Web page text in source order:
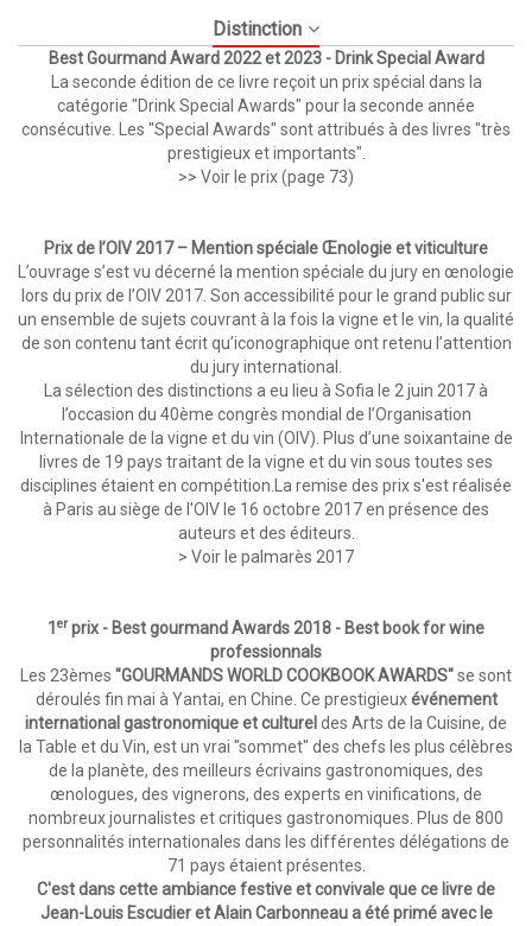
Distinction
Best Gourmand Award 2022 et 2023 - Drink Special Award
La seconde édition de ce livre reçoit un prix spécial dans la
catégorie "Drink Special Awards" pour la seconde année
consécutive. Les "Special Awards" sont attribués à des livres "très
prestigieux et importants".
>> Voir le prix (page 73)
Prix de l’OIV 2017 – Mention spéciale Œnologie et viticulture
L’ouvrage s’est vu décerné la mention spéciale du jury en œnologie
lors du prix de l’OIV 2017. Son accessibilité pour le grand public sur
un ensemble de sujets couvrant à la fois la vigne et le vin, la qualité
de son contenu tant écrit qu’iconographique ont retenu l’attention
du jury international.
La sélection des distinctions a eu lieu à Sofia le 2 juin 2017 à
l’occasion du 40ème congrès mondial de l’Organisation
Internationale de la vigne et du vin (OIV). Plus d’une soixantaine de
livres de 19 pays traitant de la vigne et du vin sous toutes ses
disciplines étaient en compétition.
La remise des prixs'est réalisée
à Paris au siège de l'OIV le 16 octobre 2017 en présence des
auteurs et des éditeurs.
> Voir le palmarès 2017
1 erprix - Best gourmand Awards 2018 - Best book for wine
professionnals
Les 23èmes "GOURMANDS WORLD COOKBOOK AWARDS"se sont
déroulés fin mai à Yantai, en Chine. Ce prestigieuxévénement
international gastronomique et culturel des Arts de la Cuisine, de
la Table et du Vin, est un vrai "sommet" des chefs les plus célèbres
de la planète, des meilleurs écrivains gastronomiques, des
œnologues, des vignerons, des experts en vinifications, de
nombreux journalistes et critiques gastronomiques. Plus de 800
personnalités internationales dans les différentes délégations de
71 pays étaient présentes.
C'est dans cette ambiance festive et convivale que ce livre de
Jean-Louis Escudier et Alain Carbonneau a été primé avec le